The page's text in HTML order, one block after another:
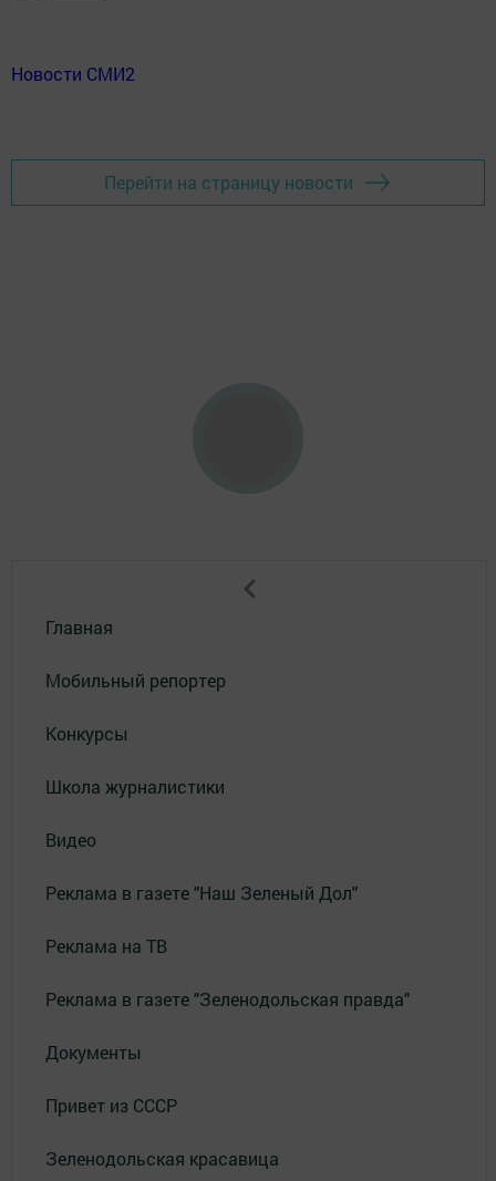
Новости СМИ2
Перейти на страницу новости
Главная
Мобильный репортер
Конкурсы
Школа журналистики
Видео
Реклама в газете "Наш Зеленый Дол"
Реклама на ТВ
Реклама в газете "Зеленодольская правда"
Документы
Привет из СССР
Зеленодольская красавица